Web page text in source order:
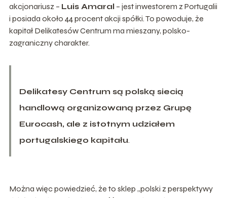
akcjonariusz – Luis Amaral – jest inwestorem z Portugalii
i posiada około 44 procent akcji spółki. To powoduje, że
kapitał Delikatesów Centrum ma mieszany, polsko-
zagraniczny charakter.
Delikatesy Centrum są polską siecią
handlową organizowaną przez Grupę
Eurocash, ale z istotnym udziałem
portugalskiego kapitału.
Można więc powiedzieć, że to sklep „polski z perspektywy